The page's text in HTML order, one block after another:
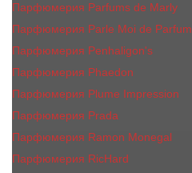
Парфюмерия Parfums de Marly
Парфюмерия Parle Moi de Parfum
Парфюмерия Penhaligon's
Парфюмерия Phaedon
Парфюмерия Plume Impression
Парфюмерия Prada
Парфюмерия Ramon Monegal
Парфюмерия RicHard